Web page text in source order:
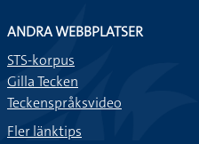
ANDRA WEBBPLATSER
STS-korpus
Gilla Tecken
Teckenspråksvideo
Fler länktips